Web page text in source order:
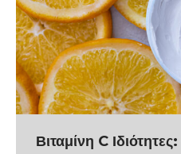
Βιταμίνη C